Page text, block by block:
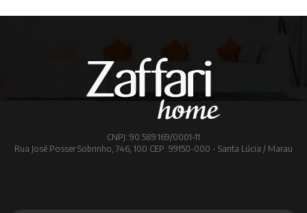
CNPJ: 90.589.169/0001-11
Rua José Posser Sobrinho, 746, 100 CEP: 99150-000 - Santa Lúcia / Marau